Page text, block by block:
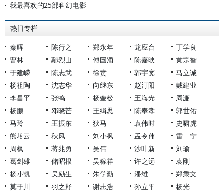
我最喜欢的25部科幻电影
热门专栏
秦晖 陈行之 郑永年 龙应台
丁学良
曹林
鄢烈山 傅国涌 陈嘉映
黄宗智
于建嵘
陈志武 徐贲 郭宇宽
马立诚
杨祖陶
沈志华 向继东 赵汀阳
戴建业
李昌平
张鸣 杨奎松 王海光
周濂
杨鹏
邓晓芒 王缉思 陈奉孝
郭世佑
马玲
王振东 狄马 袁伟时
史啸虎
熊培云
秋风 刘小枫 孟令伟
雷一宁
周枫
蒋兆勇 吴伟 沙叶新
刘瑜
葛剑雄
储昭根 吴稼祥 许之远
袁刚
杨小凯
吴励生 朱学勤 潘维
郑秉文
莫于川
羽之野 谢志浩 孙立平 杨光